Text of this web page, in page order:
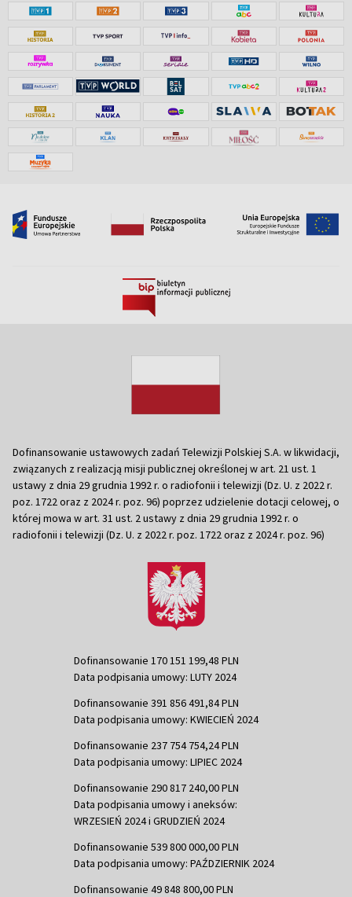
Dofinansowanie ustawowych zadań Telewizji Polskiej S.A. w likwidacji,
związanych z realizacją misji publicznej określonej w art. 21 ust. 1
ustawy z dnia 29 grudnia 1992 r. o radiofonii i telewizji (Dz. U. z 2022 r.
poz. 1722 oraz z 2024 r. poz. 96) poprzez udzielenie dotacji celowej, o
której mowa w art. 31 ust. 2 ustawy z dnia 29 grudnia 1992 r. o
radiofonii i telewizji (Dz. U. z 2022 r. poz. 1722 oraz z 2024 r. poz. 96)
Dofinansowanie 170 151 199,48 PLN
Data podpisania umowy: LUTY 2024
Dofinansowanie 391 856 491,84 PLN
Data podpisania umowy: KWIECIEŃ 2024
Dofinansowanie 237 754 754,24 PLN
Data podpisania umowy: LIPIEC 2024
Dofinansowanie 290 817 240,00 PLN
Data podpisania umowy i aneksów:
WRZESIEŃ 2024 i GRUDZIEŃ 2024
Dofinansowanie 539 800 000,00 PLN
Data podpisania umowy: PAŹDZIERNIK 2024
Dofinansowanie 49 848 800,00 PLN